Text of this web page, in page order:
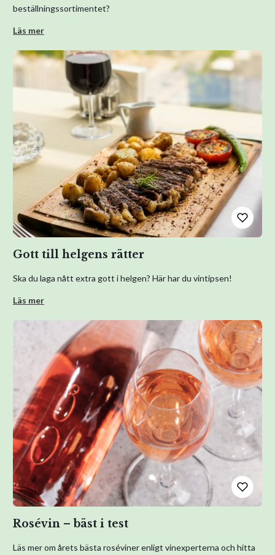
beställningssortimentet?
Läs mer
Gott till helgens rätter
Ska du laga nått extra gott i helgen? Här har du vintipsen!
Läs mer
Rosévin – bäst i test
Läs mer om årets bästa roséviner enligt vinexperterna och hitta